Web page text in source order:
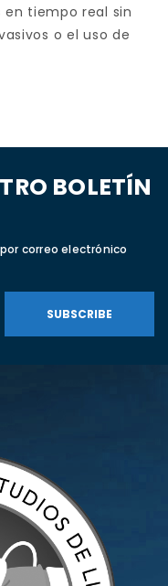
tiempo real sin
o el uso de
BOLETÍN
correo electrónico
SUBSCRIBE